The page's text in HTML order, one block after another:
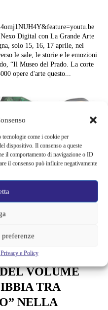
come i cookie per
dispositivo. Il consenso a queste
il comportamento di navigazione o ID
il consenso può influire negativamente
Privacy e Policy
Digital con La Grande Arte
solo 15, 16, 17 aprile, nel
le sale, le storie e le emozioni
“Il Museo del Prado. La corte
opere d'arte questo...
VOLUME
TRA
NELLA